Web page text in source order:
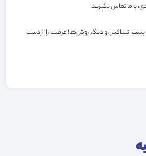
با ما تماس بگیرید.
پست، تیپاکس و دیگر روش‌ها! فرصت را از دست